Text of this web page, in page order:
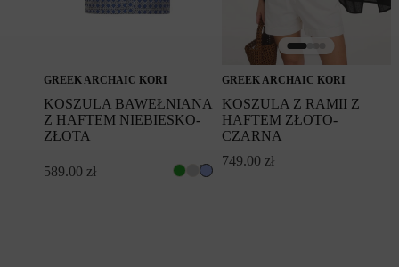
GREEK ARCHAIC KORI
KOSZULA BAWEŁNIANA
Z HAFTEM NIEBIESKO-
ZŁOTA
589.00 zł
GREEK ARCHAIC KORI
KOSZULA Z RAMII Z
HAFTEM ZŁOTO-
CZARNA
749.00 zł